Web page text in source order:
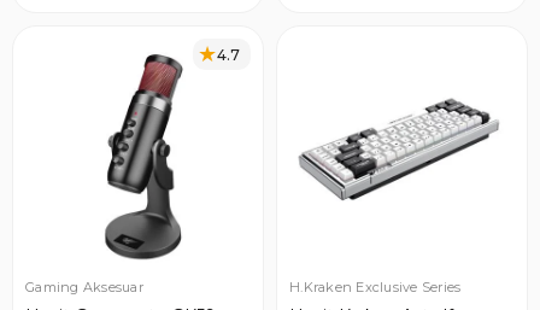
4.7
Gaming Aksesuar H.Kraken Exclusive Series